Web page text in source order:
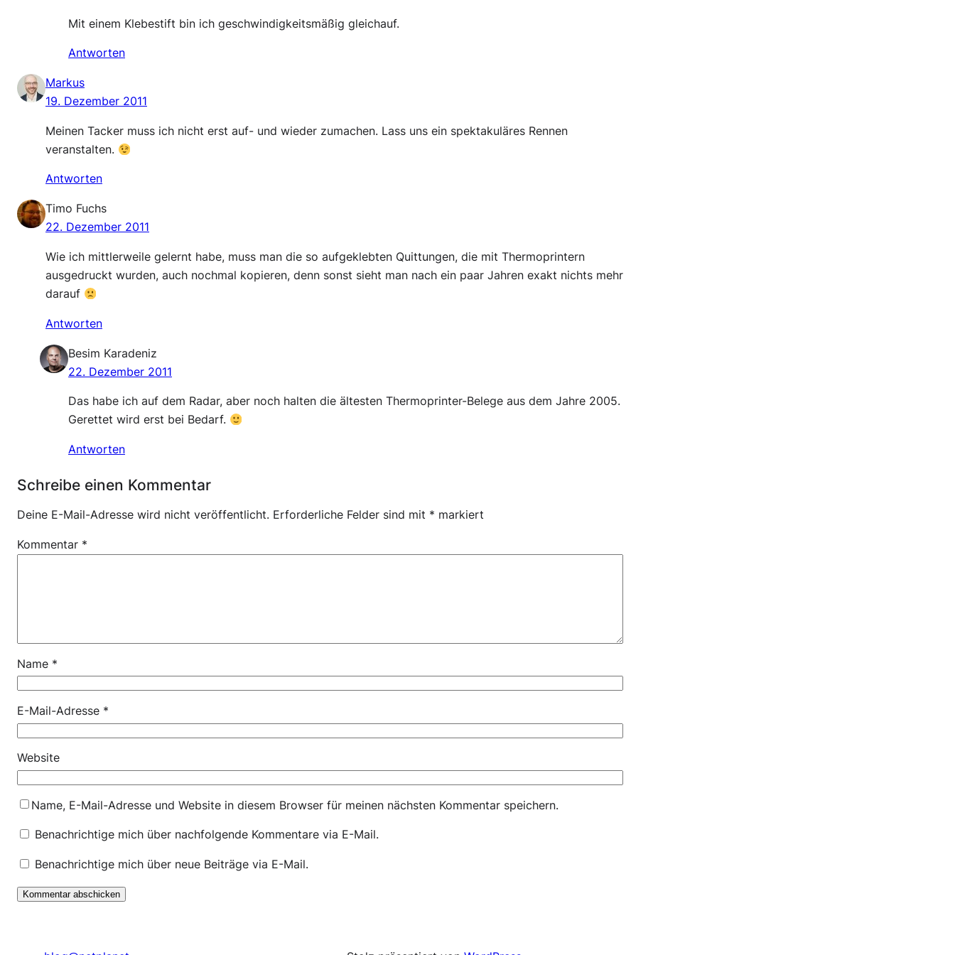
Mit einem Klebestift bin ich geschwindigkeitsmäßig gleichauf.
Antworten
Markus
19. Dezember 2011
Meinen Tacker muss ich nicht erst auf- und wieder zumachen. Lass uns ein spektakuläres Rennen
veranstalten.
Antworten
Timo Fuchs
22. Dezember 2011
Wie ich mittlerweile gelernt habe, muss man die so aufgeklebten Quittungen, die mit Thermoprintern
ausgedruckt wurden, auch nochmal kopieren, denn sonst sieht man nach ein paar Jahren exakt nichts mehr
darauf
Antworten
Besim Karadeniz
22. Dezember 2011
Das habe ich auf dem Radar, aber noch halten die ältesten Thermoprinter-Belege aus dem Jahre 2005.
Gerettet wird erst bei Bedarf.
Antworten
Schreibe einen Kommentar
Deine E-Mail-Adresse wird nicht veröffentlicht. Erforderliche Felder sind mit * markiert
Kommentar *
Name *
E-Mail-Adresse *
Website
Name, E-Mail-Adresse und Website in diesem Browser für meinen nächsten Kommentar speichern.
Benachrichtige mich über nachfolgende Kommentare via E-Mail.
Benachrichtige mich über neue Beiträge via E-Mail.